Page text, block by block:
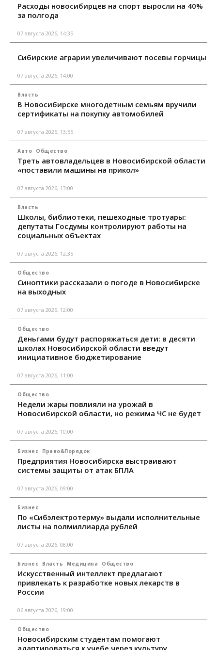
Расходы новосибирцев на спорт выросли на 40%
за полгода
07 августа 2026, 14:35
Сибирские аграрии увеличивают посевы горчицы
07 августа 2026, 14:00
Власть
В Новосибирске многодетным семьям вручили
сертификаты на покупку автомобилей
07 августа 2026, 13:55
Авто Общество
Треть автовладельцев в Новосибирской области
«поставили машины на прикол»
07 августа 2026, 13:00
Власть
Школы, библиотеки, пешеходные тротуары:
депутаты Госдумы контролируют работы на
социальных объектах
07 августа 2026, 12:35
Общество
Синоптики рассказали о погоде в Новосибирске
на выходных
07 августа 2026, 12:00
Общество
Деньгами будут распоряжаться дети: в десяти
школах Новосибирской области введут
инициативное бюджетирование
07 августа 2026, 11:00
Общество
Недели жары повлияли на урожай в
Новосибирской области, но режима ЧС не будет
07 августа 2026, 10:00
Бизнес Право&Порядок
Предприятия Новосибирска выстраивают
системы защиты от атак БПЛА
07 августа 2026, 09:00
Бизнес
По «Сибэлектротерму» выдали исполнительные
листы на полмиллиарда рублей
07 августа 2026, 08:00
Бизнес Власть Медицина Общество
Искусственный интеллект предлагают
привлекать к разработке новых лекарств в
России
06 августа 2026, 19:00
Общество
Новосибирским студентам помогают
адаптироваться к учебе через культуру